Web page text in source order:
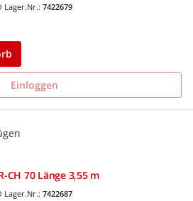
Lager.Nr.: 7422679
Einloggen
CH 70 Länge 3,55 m
Lager.Nr.: 7422687